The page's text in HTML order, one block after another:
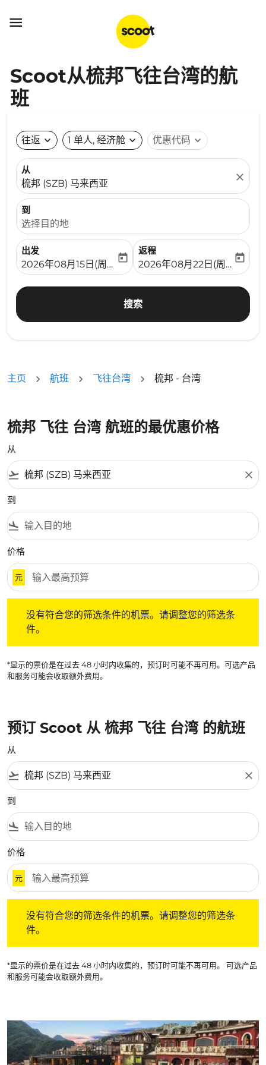

Scoot从梳邦飞往台湾的航
班
往返 expand_more 1 单人, 经济舱 expand_more 优惠代码 expand_more
从
梳邦 (SZB) 马来西亚
close
到
选择目的地
出发
fc-booking-departure-date-aria-label
2026年08月15日(周六)
today
返程
fc-booking-return-date-
2026年08月22日(周六)
today
搜索
主页 航班 飞往台湾 梳邦 - 台湾
梳邦 飞往 台湾 航班的最优惠价格
从
flight_takeoff close
到
flight_land
价格
元
没有符合您的筛选条件的机票。请调整您的筛选条
件。
*显示的票价是在过去 48 小时内收集的，预订时可能不再可用。可选产品
和服务可能会收取额外费用。
预订 Scoot 从 梳邦 飞往 台湾 的航班
从
flight_takeoff close
到
flight_land
价格
元
没有符合您的筛选条件的机票。请调整您的筛选条
件。
*显示的票价是在过去 48 小时内收集的，预订时可能不再可用。 可选产品
和服务可能会收取额外费用。